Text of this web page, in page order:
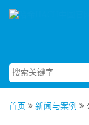
首页 新闻与案例